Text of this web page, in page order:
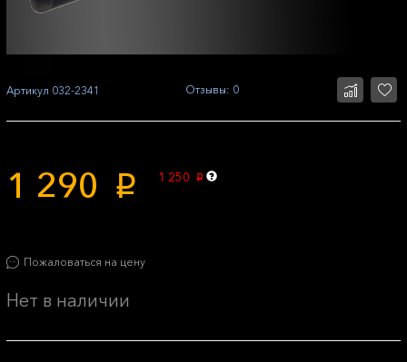
Артикул 032-2341 Отзывы: 0
1 290 p 1 250 p
Пожаловаться на цену
Нет в наличии